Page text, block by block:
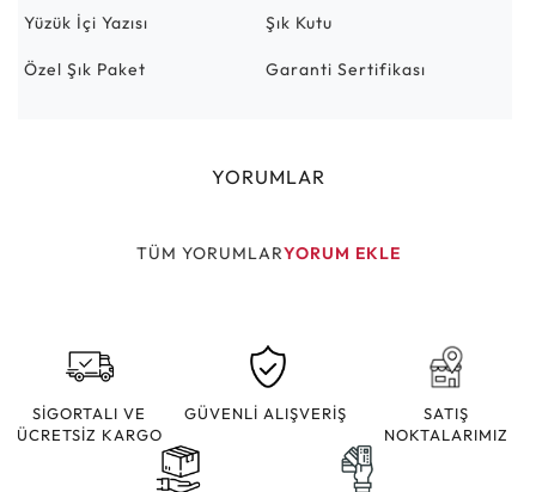
Yüzük İçi Yazısı Şık Kutu
Özel Şık Paket Garanti Sertifikası
YORUMLAR
TÜM YORUMLARYORUM EKLE
SİGORTALI VE
ÜCRETSİZ KARGO
GÜVENLİ ALIŞVERİŞ
SATIŞ
NOKTALARIMIZ